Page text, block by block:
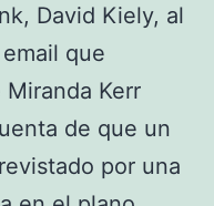
David Kiely, al
que
Kerr
de que un
por una